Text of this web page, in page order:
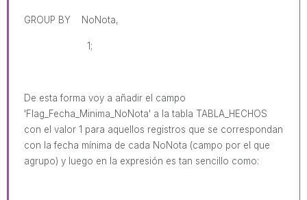
GROUP BY NoNota,
1;
De esta forma voy a añadir el campo
'Flag_Fecha_Minima_NoNota' a la tabla TABLA_HECHOS
con el valor 1 para aquellos registros que se correspondan
con la fecha mínima de cada NoNota (campo por el que
agrupo) y luego en la expresión es tan sencillo como: